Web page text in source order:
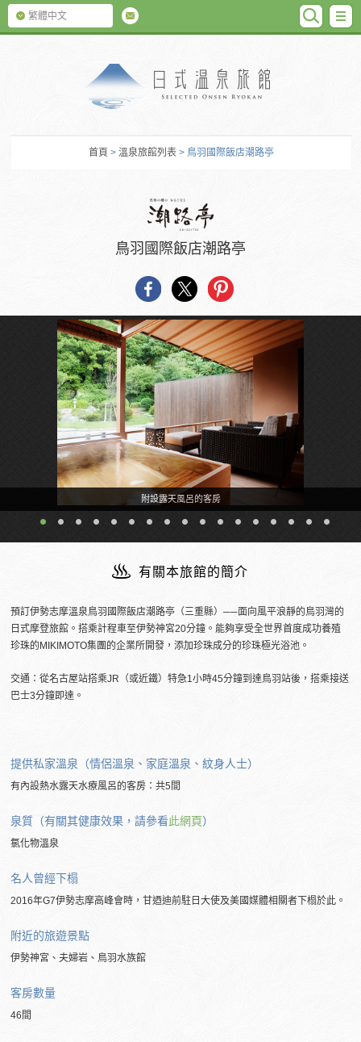
繁體中文
首頁 > 溫泉旅館列表 > 鳥羽國際飯店潮路亭
鳥羽國際飯店潮路亭
附設露天風呂的客房
有關本旅館的簡介
預訂伊勢志摩溫泉鳥羽國際飯店潮路亭（三重縣）──面向風平浪靜的鳥羽灣的
日式摩登旅館。搭乘計程車至伊勢神宮20分鐘。能夠享受全世界首度成功養殖
珍珠的MIKIMOTO集團的企業所開發，添加珍珠成分的珍珠極光浴池。
交通：從名古屋站搭乘JR（或近鐵）特急1小時45分鐘到達鳥羽站後，搭乘接送
巴士3分鐘即達。
提供私家溫泉（情侶溫泉、家庭溫泉、紋身人士）
有內設熱水露天水療風呂的客房：共5間
泉質（有關其健康效果，請參看此網頁）
氯化物溫泉
名人曾經下榻
2016年G7伊勢志摩高峰會時，甘迺迪前駐日大使及美國媒體相關者下榻於此。
附近的旅遊景點
伊勢神宮、夫婦岩、鳥羽水族館
客房數量
46間